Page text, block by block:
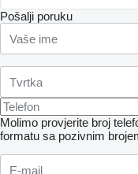
Pošalji poruku
Molimo provjerite broj
formatu sa pozivnim